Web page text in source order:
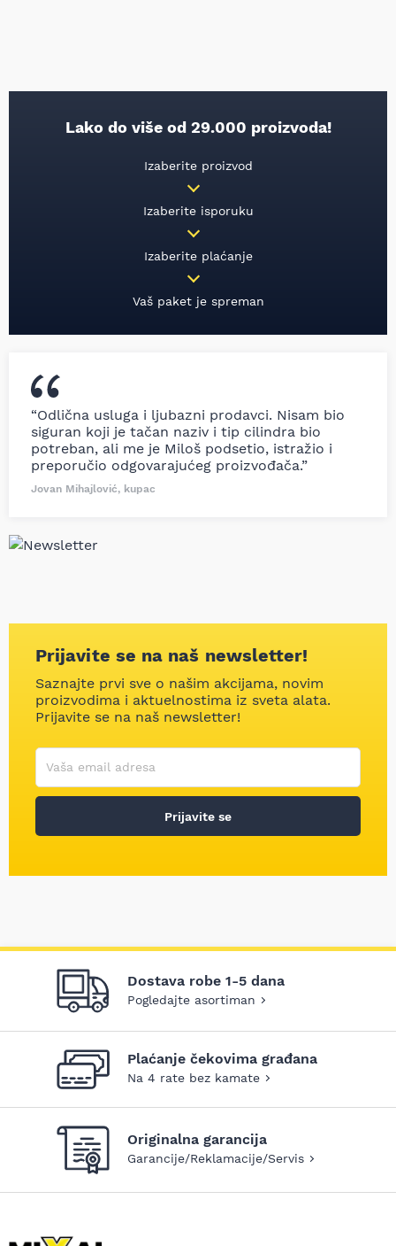
Lako do više od 29.000 proizvoda!
Izaberite proizvod
Izaberite isporuku
Izaberite plaćanje
Vaš paket je spreman
“Odlična usluga i ljubazni prodavci. Nisam bio
siguran koji je tačan naziv i tip cilindra bio
potreban, ali me je Miloš podsetio, istražio i
preporučio odgovarajućeg proizvođača.”
Jovan Mihajlović, kupac
Prijavite se na naš newsletter!
Saznajte prvi sve o našim akcijama, novim
proizvodima i aktuelnostima iz sveta alata.
Prijavite se na naš newsletter!
Korisničko ime
Vaša email adresa
Prijavite se
Dostava robe 1-5 dana
Pogledajte asortiman
Plaćanje čekovima građana
Na 4 rate bez kamate
Originalna garancija
Garancije/Reklamacije/Servis